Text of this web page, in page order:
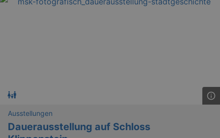
Ausstellungen
Dauerausstellung auf Schloss